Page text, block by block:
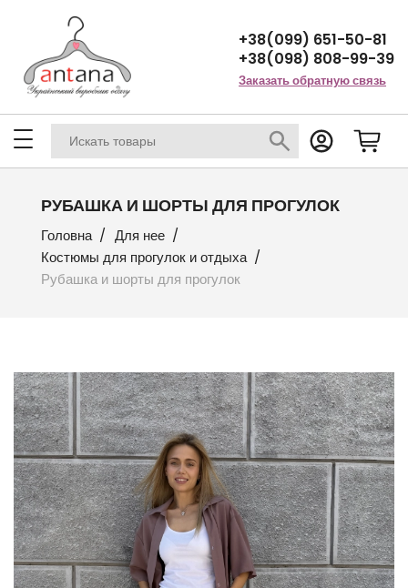
+38(099) 651-50-81
+38(098) 808-99-39
Заказать обратную связь
РУБАШКА И ШОРТЫ ДЛЯ ПРОГУЛОК
Головна
Для нее
Костюмы для прогулок и отдыха
Рубашка и шорты для прогулок